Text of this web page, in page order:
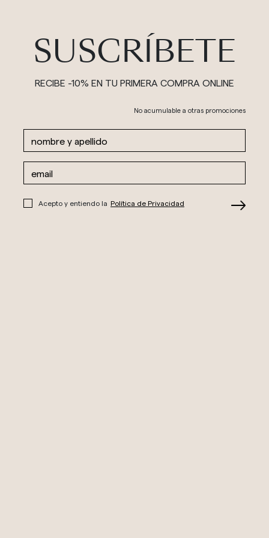
SUSCRÍBETE
RECIBE -10% EN TU PRIMERA COMPRA ONLINE
No acumulable a otras promociones
Acepto y entiendo la Política de Privacidad